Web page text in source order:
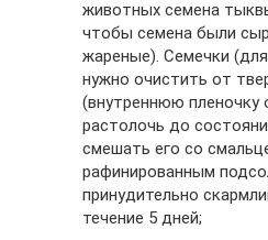
животных семена
чтобы семена были
жареные). Семечки
нужно очистить от
(внутреннюю пленочку
растолочь до
смешать его со
рафинированным
принудительно
течение 5 дней;